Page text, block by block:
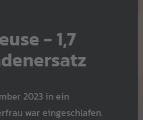
- 1,7
2023 in ein
war eingeschlafen.